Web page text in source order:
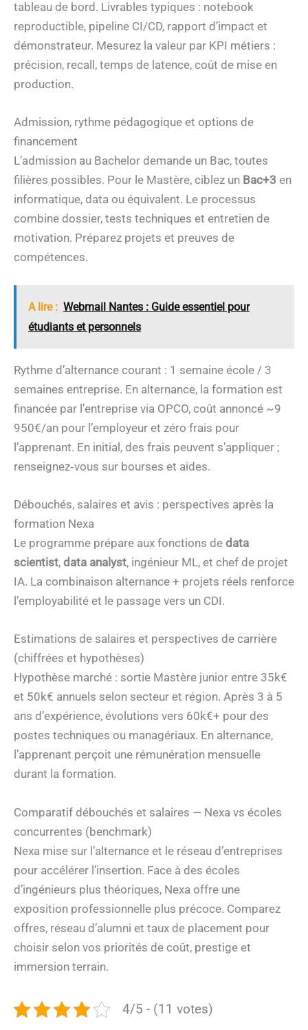
tableau de bord. Livrables typiques : notebook
reproductible, pipeline CI/CD, rapport d’impact et
démonstrateur. Mesurez la valeur par KPI métiers :
précision, recall, temps de latence, coût de mise en
production.
Admission, rythme pédagogique et options de
financement
L’admission au Bachelor demande un Bac, toutes
filières possibles. Pour le Mastère, ciblez un Bac+3 en
informatique, data ou équivalent. Le processus
combine dossier, tests techniques et entretien de
motivation. Préparez projets et preuves de
compétences.
A lire : Webmail Nantes : Guide essentiel pour
étudiants et personnels
Rythme d’alternance courant : 1 semaine école / 3
semaines entreprise. En alternance, la formation est
financée par l’entreprise via OPCO, coût annoncé ~9
950€/an pour l’employeur et zéro frais pour
l’apprenant. En initial, des frais peuvent s’appliquer ;
renseignez‑vous sur bourses et aides.
Débouchés, salaires et avis : perspectives après la
formation Nexa
Le programme prépare aux fonctions de data
scientist, data analyst, ingénieur ML, et chef de projet
IA. La combinaison alternance + projets réels renforce
l’employabilité et le passage vers un CDI.
Estimations de salaires et perspectives de carrière
(chiffrées et hypothèses)
Hypothèse marché : sortie Mastère junior entre 35k€
et 50k€ annuels selon secteur et région. Après 3 à 5
ans d’expérience, évolutions vers 60k€+ pour des
postes techniques ou managériaux. En alternance,
l’apprenant perçoit une rémunération mensuelle
durant la formation.
Comparatif débouchés et salaires — Nexa vs écoles
concurrentes (benchmark)
Nexa mise sur l’alternance et le réseau d’entreprises
pour accélérer l’insertion. Face à des écoles
d’ingénieurs plus théoriques, Nexa offre une
exposition professionnelle plus précoce. Comparez
offres, réseau d’alumni et taux de placement pour
choisir selon vos priorités de coût, prestige et
immersion terrain.
4/5 - (11 votes)